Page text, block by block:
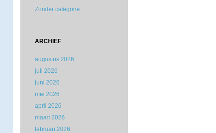
Zonder categorie
ARCHIEF
augustus 2026
juli 2026
juni 2026
mei 2026
april 2026
maart 2026
februari 2026